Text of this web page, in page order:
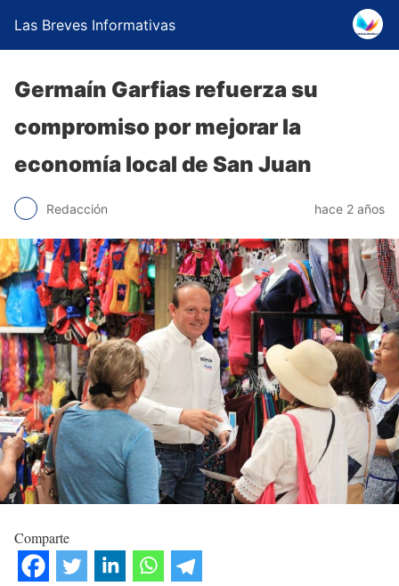
Las Breves Informativas
Germaín Garfias refuerza su
compromiso por mejorar la
economía local de San Juan
Redacción hace 2 años
Comparte